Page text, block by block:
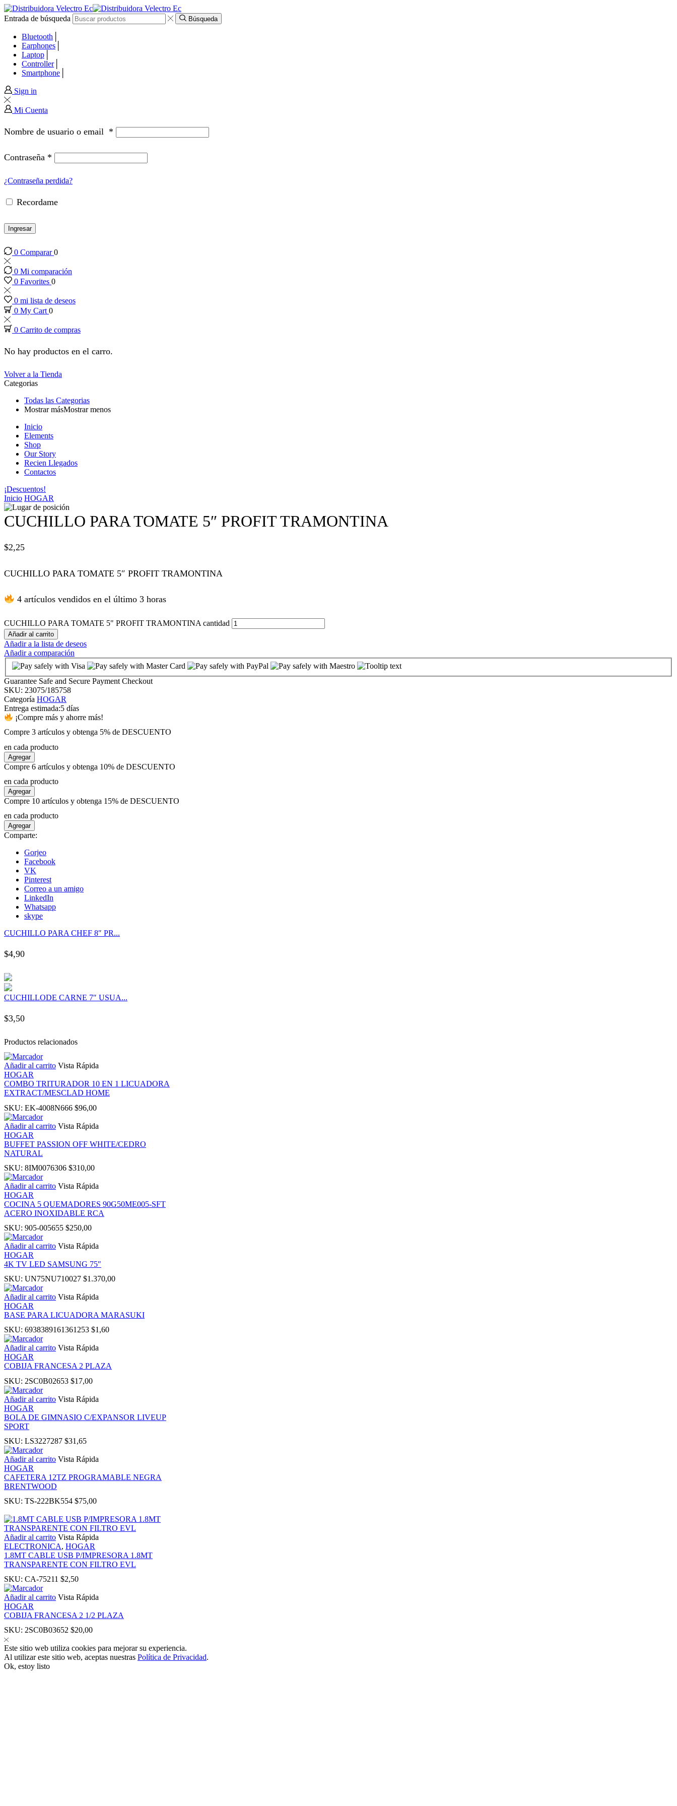
al
al
Entrada de búsqueda Búsqueda
Bluetooth
Earphones
Laptop
Controller
Smartphone
Sign in
Mi Cuenta
Nombre de usuario o email *
Contraseña *
¿Contraseña perdida?
Recordame
Ingresar
0 Comparar0
0 Mi comparación
0 Favorites 0
0 mi lista de deseos
0 My Cart 0
0 Carrito de compras
No hay productos en el carro.
Volver a la Tienda
Categorias
Todas las Categorias
Mostrar másMostrar menos
Inicio
Elements
Shop
Our Story
Recien Llegados
Contactos
¡Descuentos!
Inicio HOGAR
CUCHILLO PARA TOMATE 5″ PROFIT TRAMONTINA
$2,25
CUCHILLO PARA TOMATE 5″ PROFIT TRAMONTINA
4 artículos vendidos en el último 3 horas
CUCHILLO PARA TOMATE 5" PROFIT TRAMONTINA cantidad
Añadir al carrito
Añadir a la lista de deseos
Añadir a comparación
Guarantee Safe and Secure Payment Checkout
SKU: 23075/185758
Categoría HOGAR
Entrega estimada:5 días
¡Compre más y ahorre más!
Compre 3 artículos y obtenga 5% de DESCUENTO
en cada producto
Agregar
Compre 6 artículos y obtenga 10% de DESCUENTO
en cada producto
Agregar
Compre 10 artículos y obtenga 15% de DESCUENTO
en cada producto
Agregar
Comparte:
Gorjeo
Facebook
VK
Pinterest
Correo a un amigo
LinkedIn
Whatsapp
skype
CUCHILLO PARA CHEF 8″ PR...
$4,90
CUCHILLODE CARNE 7″ USUA...
$3,50
Productos relacionados
Añadir al carrito Vista Rápida
HOGAR
COMBO TRITURADOR 10 EN 1 LICUADORA
EXTRACT/MESCLAD HOME
SKU: EK-4008N666 $96,00
Añadir al carrito Vista Rápida
HOGAR
BUFFET PASSION OFF WHITE/CEDRO
NATURAL
SKU: 8IM0076306 $310,00
Añadir al carrito Vista Rápida
HOGAR
COCINA 5 QUEMADORES 90G50ME005-SFT
ACERO INOXIDABLE RCA
SKU: 905-005655 $250,00
Añadir al carrito Vista Rápida
HOGAR
4K TV LED SAMSUNG 75″
SKU: UN75NU710027 $1.370,00
Añadir al carrito Vista Rápida
HOGAR
BASE PARA LICUADORA MARASUKI
SKU: 6938389161361253 $1,60
Añadir al carrito Vista Rápida
HOGAR
COBIJA FRANCESA 2 PLAZA
SKU: 2SC0B02653 $17,00
Añadir al carrito Vista Rápida
HOGAR
BOLA DE GIMNASIO C/EXPANSOR LIVEUP
SPORT
SKU: LS3227287 $31,65
Añadir al carrito Vista Rápida
HOGAR
CAFETERA 12TZ PROGRAMABLE NEGRA
BRENTWOOD
SKU: TS-222BK554 $75,00
Añadir al carrito Vista Rápida
ELECTRONICA, HOGAR
1.8MT CABLE USB P/IMPRESORA 1.8MT
TRANSPARENTE CON FILTRO EVL
SKU: CA-75211 $2,50
Añadir al carrito Vista Rápida
HOGAR
COBIJA FRANCESA 2 1/2 PLAZA
SKU: 2SC0B03652 $20,00
Este sitio web utiliza cookies para mejorar su experiencia.
Al utilizar este sitio web, aceptas nuestras Política de Privacidad.
Ok, estoy listo